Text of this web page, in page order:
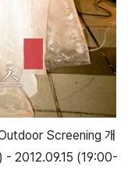
Screening 개
- 2012.09.15 (19:00-